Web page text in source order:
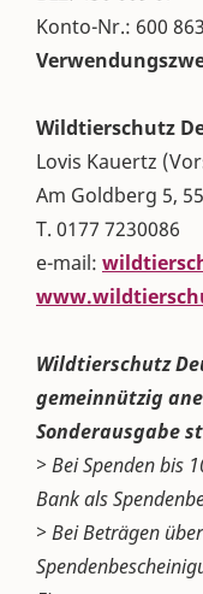
Konto-Nr.: 600
Wildtierschutz
Lovis Kauertz
Am Goldberg 5,
T. 0177 7230086
e-mail:
Wildtierschutz
gemeinnützig
Sonderausgabe
> Bei Spenden bis
Bank als
> Bei Beträgen